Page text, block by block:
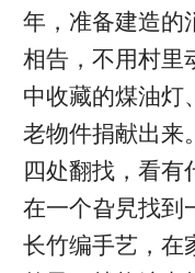
年，准备建造的
相告，不用村里
中收藏的煤油灯
老物件捐献出来
四处翻找，看有
在一个旮旯找到
长竹编手艺，在